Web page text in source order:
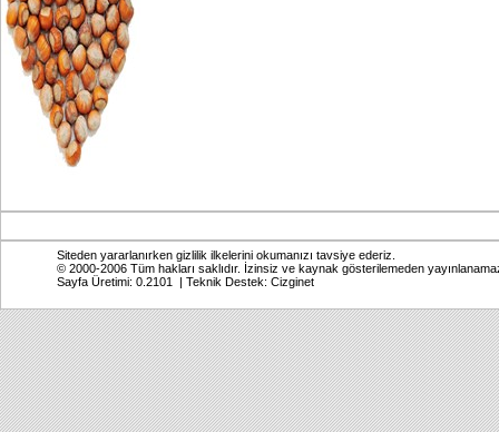
Siteden yararlanırken gizlilik ilkelerini okumanızı tavsiye ederiz.
© 2000-2006 Tüm hakları saklıdır. İzinsiz ve kaynak gösterilemeden
Sayfa Üretimi: 0.2101 | Teknik Destek: Cizginet